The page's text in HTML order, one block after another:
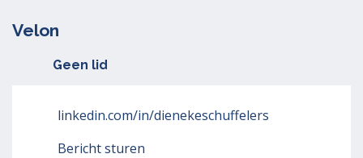
Velon
Geen lid
linkedin.com/in/dienekeschuffelers
Bericht sturen